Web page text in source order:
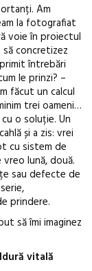
Am
la fotografiat
voie în proiectul
concretizez
întrebări
le prinzi? –
făcut un calcul
trei oameni…
o soluție. Un
și a zis: vrei
cu sistem de
lună, două.
sau defecte de
prindere.
să îmi imaginez
vitală